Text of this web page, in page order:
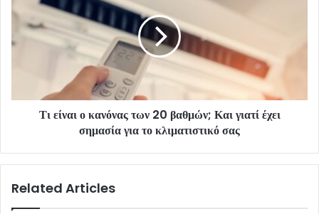
Τι είναι ο κανόνας των 20 βαθμών; Και γιατί έχει
σημασία για το κλιματιστικό σας
Related Articles